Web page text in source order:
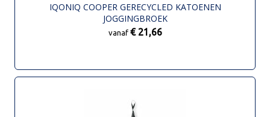
IQONIQ COOPER GERECYCLED KATOENEN
JOGGINGBROEK
vanaf € 21,66